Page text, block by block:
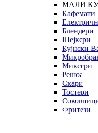
МАЛИ
Кафемати
Блендери
Шејкери
Кујнски
Миксери
Решоа
Скари
Тостери
Фритези